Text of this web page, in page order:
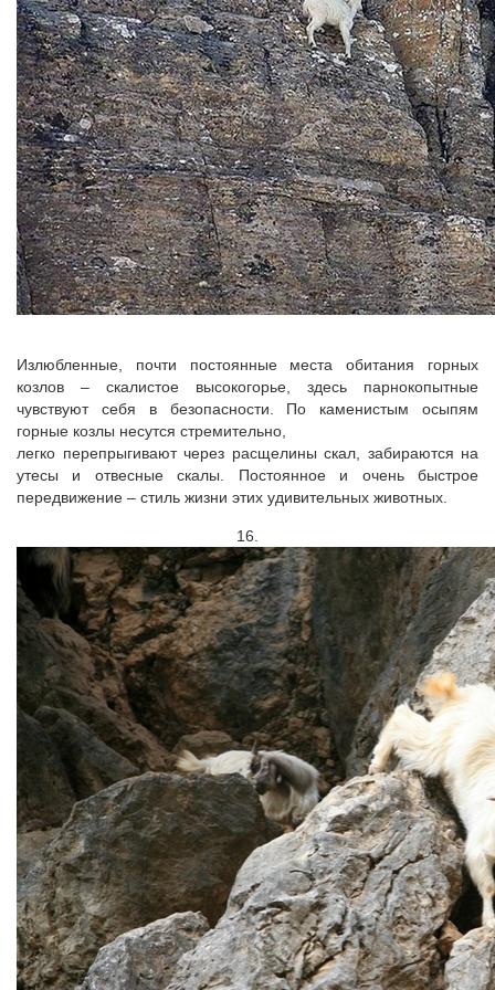
Излюбленные, почти постоянные места обитания горных
козлов – скалистое высокогорье, здесь парнокопытные
чувствуют себя в безопасности. По каменистым осыпям
горные козлы несутся стремительно,
легко перепрыгивают через расщелины скал, забираются на
утесы и отвесные скалы. Постоянное и очень быстрое
передвижение – стиль жизни этих удивительных животных.
16.